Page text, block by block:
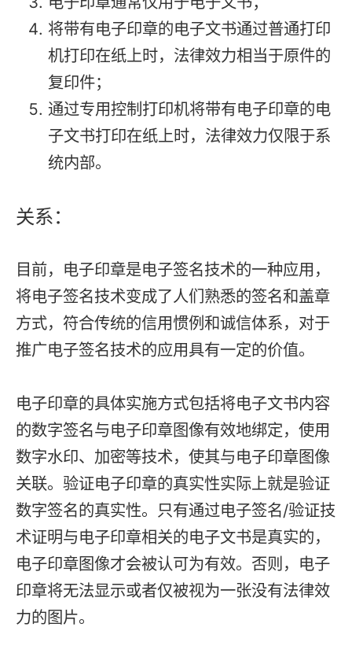
将带有电子印章的电子文书通过普通打印
机打印在纸上时，法律效力相当于原件的
复印件；
通过专用控制打印机将带有电子印章的电
子文书打印在纸上时，法律效力仅限于系
统内部。
关系：
目前，电子印章是电子签名技术的一种应用，
将电子签名技术变成了人们熟悉的签名和盖章
方式，符合传统的信用惯例和诚信体系，对于
推广电子签名技术的应用具有一定的价值。
电子印章的具体实施方式包括将电子文书内容
的数字签名与电子印章图像有效地绑定，使用
数字水印、加密等技术，使其与电子印章图像
关联。验证电子印章的真实性实际上就是验证
数字签名的真实性。只有通过电子签名/验证技
术证明与电子印章相关的电子文书是真实的，
电子印章图像才会被认可为有效。否则，电子
印章将无法显示或者仅被视为一张没有法律效
力的图片。